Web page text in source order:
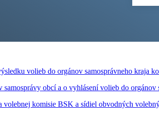
volieb do orgánov samosprávneho kraja
obcí a o vyhlásení volieb do orgánov
komisie BSK a sídiel obvodných